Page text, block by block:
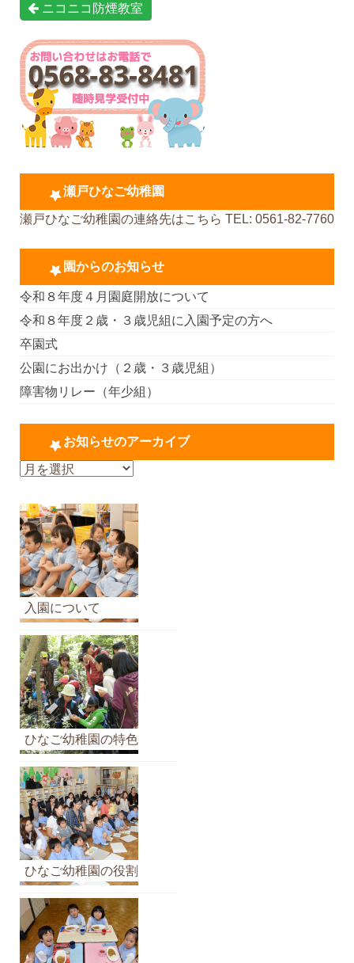
ニコニコ防煙教室
瀬戸ひなご幼稚園
瀬戸ひなご幼稚園の連絡先はこちら TEL: 0561-82-7760
園からのお知らせ
令和８年度４月園庭開放について
令和８年度２歳・３歳児組に入園予定の方へ
卒園式
公園にお出かけ（２歳・３歳児組）
障害物リレー（年少組）
お知らせのアーカイブ
お
ら
せ
の
ア
ー
カ
イ
ブ
入園について
ひなご幼稚園の特色
ひなご幼稚園の役割